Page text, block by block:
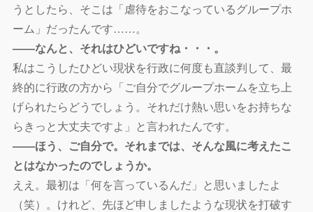
うとしたら、そこは「虐待をおこなっているグループホ
ーム」だったんです……。
――なんと、それはひどいですね・・・。
私はこうしたひどい現状を行政に何度も直談判して、最
終的に行政の方から「ご自分でグループホームを立ち上
げられたらどうでしょう。それだけ熱い思いをお持ちな
らきっと大丈夫ですよ」と言われたんです。
――ほう、ご自分で。それまでは、そんな風に考えたこ
とはなかったのでしょうか。
ええ。最初は「何を言っているんだ」と思いましたよ
（笑）。けれど、先ほど申しましたような現状を打破す